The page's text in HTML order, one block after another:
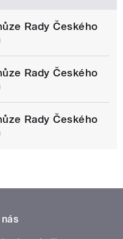
Rady Českého
Rady Českého
Rady Českého
nás